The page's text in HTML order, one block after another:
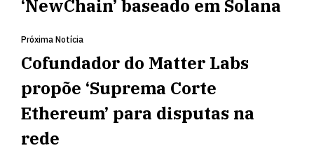
‘NewChain’ baseado em Solana
Próxima Notícia
Cofundador do Matter Labs
propõe ‘Suprema Corte
Ethereum’ para disputas na
rede